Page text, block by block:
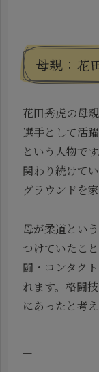
母親：花
花田秀虎の母親
選手として活
という人物で
関わり続けて
グラウンドを
母が柔道という
つけていたこ
闘・コンタク
れます。格闘
にあったと考え
—